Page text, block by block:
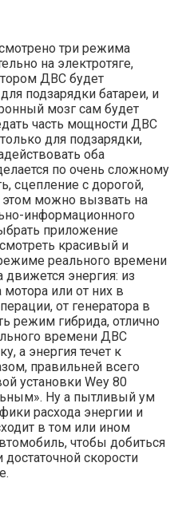
три режима
на электротяге,
ДВС будет
подзарядки батареи, и
мозг сам будет
часть мощности ДВС
для подзарядки,
оба
по очень сложному
сцепление с дорогой,
этом можно вызвать на
информационного
приложение
красивый и
реального времени
энергия: из
или от них в
от генератора в
режим гибрида, отлично
времени ДВС
а энергия течет к
правильней всего
установки Wey 80
Ну а пытливый ум
расхода энергии и
в том или ином
чтобы добиться
скорости